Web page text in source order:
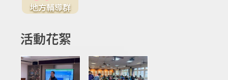
地方輔導群
活動花絮